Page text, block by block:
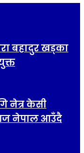
बहादुर खड्का
नेत्र केसी
नेपाल आउँदै